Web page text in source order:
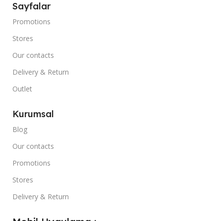
Sayfalar
Promotions
Stores
Our contacts
Delivery & Return
Outlet
Kurumsal
Blog
Our contacts
Promotions
Stores
Delivery & Return